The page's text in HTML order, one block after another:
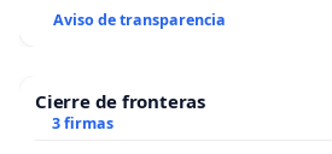
Aviso de transparencia
Cierre de fronteras
3 firmas